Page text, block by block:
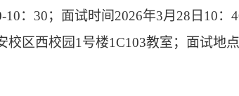
-10：30；面试时间 2026年3月28 日 10：
校区 西校园1号楼1C103教室； 面试地